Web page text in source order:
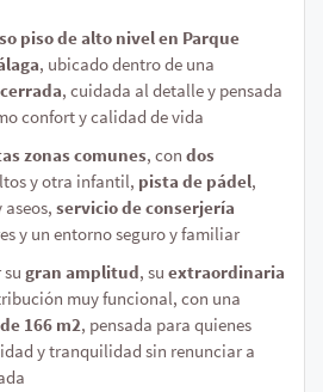
piso de alto nivel en Parque
, ubicado dentro de una
, cuidada al detalle y pensada
confort y calidad de vida
zonas comunes, con dos
y otra infantil, pista de pádel,
servicio de conserjería
y un entorno seguro y familiar
gran amplitud, su extraordinaria
muy funcional, con una
166 m2, pensada para quienes
y tranquilidad sin renunciar a